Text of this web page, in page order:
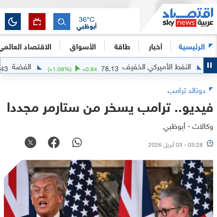
الرئيسية أخبار طاقة الأسواق الاقتصاد
أبوظبي
36°C
النفط الأميركي الخفيف 78.13
+0.84
(+1.09%) الفضة 61.3843
دونالد ترامب
فيديو.. ترامب يسخر من ستارمر مجددا
وكالات - أبوظبي
03:28 - 03 أبريل 2026